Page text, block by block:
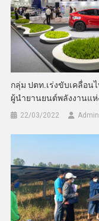
กลุ่ม ปตท.เร่งขับเคลื่อน
ผู้นำยานยนต์พลังงานแ
22/03/2022